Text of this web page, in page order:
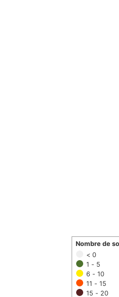
< 0
1 - 5
6 - 10
11 - 15
15 - 20
Nombre de